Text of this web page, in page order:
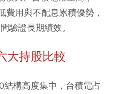
用與不配息累積優勢，
驗證長期績效。
大持股比較
構高度集中，台積電占